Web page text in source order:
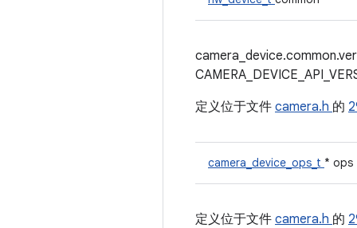
定义位于文件 camera.h 的
camera_device_ops_t * ops
定义位于文件 camera.h 的